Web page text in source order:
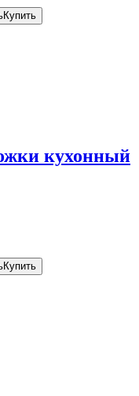
Купить
кухонный
Купить